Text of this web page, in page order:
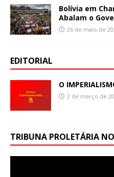
Bolívia em
Abalam o
26 de maio de
EDITORIAL
O
2 de março de
TRIBUNA PROLETÁRIA